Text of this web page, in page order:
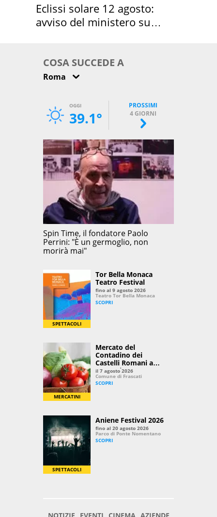
Eclissi solare 12 agosto:
avviso del ministero su